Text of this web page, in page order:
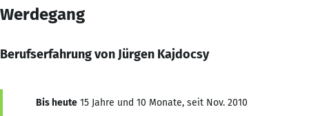
Werdegang
Berufserfahrung von Jürgen Kajdocsy
Bis heute 15 Jahre und 10 Monate, seit Nov. 2010